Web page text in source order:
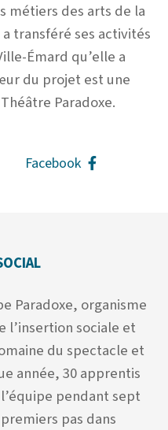
métiers des arts de la
transféré ses activités
Émard qu’elle a
du projet est une
Paradoxe.
Facebook
Paradoxe, organisme
l’insertion sociale et
du spectacle et
année, 30 apprentis
pendant sept
pas dans